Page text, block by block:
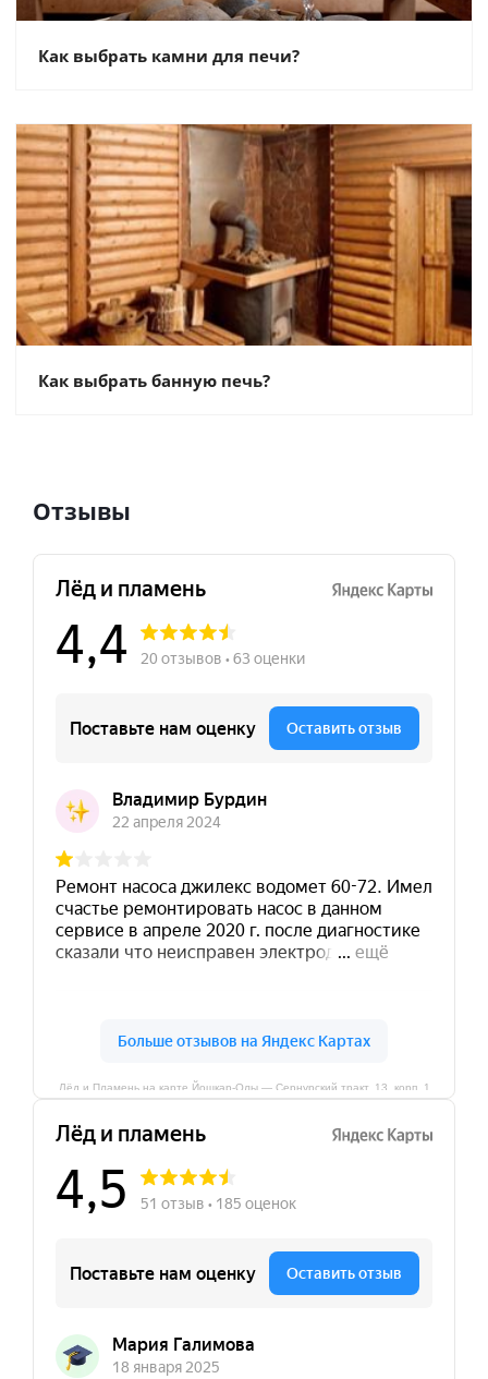
Как выбрать камни для печи?
Как выбрать банную печь?
Отзывы
Лёд и Пламень на карте Йошкар‑Олы — Сернурский тракт, 13, корп. 1